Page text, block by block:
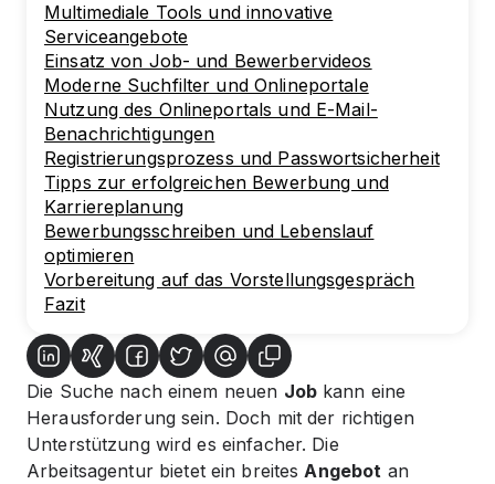
Multimediale Tools und innovative
Serviceangebote
Einsatz von Job- und Bewerbervideos
Moderne Suchfilter und Onlineportale
Nutzung des Onlineportals und E-Mail-
Benachrichtigungen
Registrierungsprozess und Passwortsicherheit
Tipps zur erfolgreichen Bewerbung und
Karriereplanung
Bewerbungsschreiben und Lebenslauf
optimieren
Vorbereitung auf das Vorstellungsgespräch
Fazit
Die Suche nach einem neuen Jobkann eine
Herausforderung sein. Doch mit der richtigen
Unterstützung wird es einfacher. Die
Arbeitsagenturbietet ein breitesAngebot an